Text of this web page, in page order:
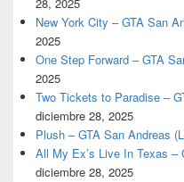
New York City – GTA San
2025
One Step Forward – GTA
2025
Two Tickets to Paradise –
diciembre 28, 2025
Plush – GTA San Andreas
All My Ex’s Live In Texas –
diciembre 28, 2025